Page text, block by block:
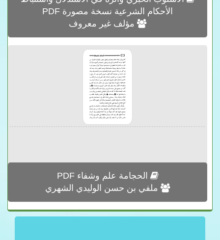
الأحكام الشرعية نسخة مصورة PDF
مؤلف غير معروف
الحجامة علم وشفاء PDF
ملفي بن حسن الوليدي الشهري